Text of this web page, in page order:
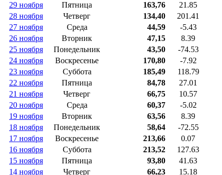
29 ноября
Пятница 163,76 21.85
28 ноября
Четверг 134,40 201.41
27 ноября
Среда 44,59 -5.43
26 ноября
Вторник 47,15 8.39
25 ноября
Понедельник 43,50 -74.53
24 ноября
Воскресенье 170,80 -7.92
23 ноября
Суббота 185,49 118.79
22 ноября
Пятница 84,78 27.01
21 ноября
Четверг 66,75 10.57
20 ноября
Среда 60,37 -5.02
19 ноября
Вторник 63,56 8.39
18 ноября
Понедельник 58,64 -72.55
17 ноября
Воскресенье 213,66 0.07
16 ноября
Суббота 213,52 127.63
15 ноября
Пятница 93,80 41.63
14 ноября
Четверг 66,23 15.18